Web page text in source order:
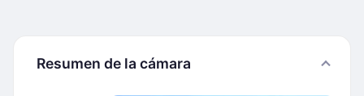
Resumen de la cámara